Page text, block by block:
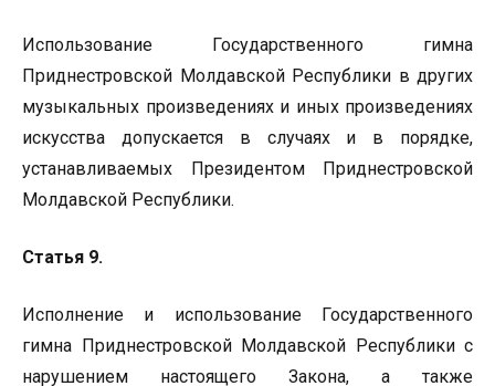
Использование Государственного гимна
Приднестровской Молдавской Республики в других
музыкальных произведениях и иных произведениях
искусства допускается в случаях и в порядке,
устанавливаемых Президентом Приднестровской
Молдавской Республики.
Статья 9.
Исполнение и использование Государственного
гимна Приднестровской Молдавской Республики с
нарушением настоящего Закона, а также